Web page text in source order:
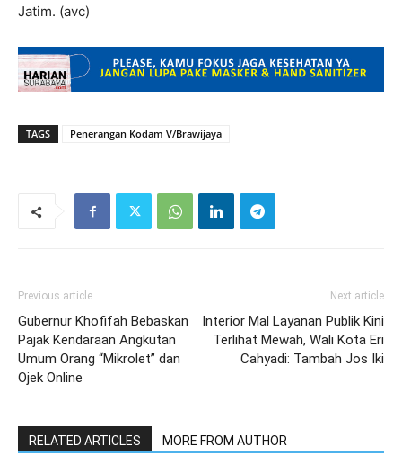
Jatim. (avc)
TAGS Penerangan Kodam V/Brawijaya
Previous article
Gubernur Khofifah Bebaskan
Pajak Kendaraan Angkutan
Umum Orang “Mikrolet” dan
Ojek Online
Next article
Interior Mal Layanan Publik Kini
Terlihat Mewah, Wali Kota Eri
Cahyadi: Tambah Jos Iki
RELATED ARTICLES MORE FROM AUTHOR